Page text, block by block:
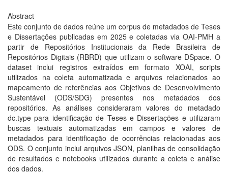
Abstract
Este conjunto de dados reúne um corpus de metadados de Teses
e Dissertações publicadas em 2025 e coletadas via OAI-PMH a
partir de Repositórios Institucionais da Rede Brasileira de
Repositórios Digitais (RBRD) que utilizam o software DSpace. O
dataset inclui registros extraídos em formato XOAI, scripts
utilizados na coleta automatizada e arquivos relacionados ao
mapeamento de referências aos Objetivos de Desenvolvimento
Sustentável (ODS/SDG) presentes nos metadados dos
repositórios. As análises consideraram valores do metadado
dc.type para identificação de Teses e Dissertações e utilizaram
buscas textuais automatizadas em campos e valores de
metadados para identificação de ocorrências relacionadas aos
ODS. O conjunto inclui arquivos JSON, planilhas de consolidação
de resultados e notebooks utilizados durante a coleta e análise
dos dados.